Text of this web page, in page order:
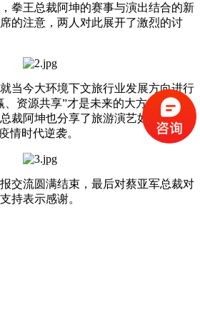
拳王总裁阿坤的赛事与演出结合的新
的注意，两人对此展开了激烈的讨
今大环境下文旅行业发展方向进行
、资源共享”才是未来的大方向的共
裁阿坤也分享了旅游演艺如何打造文
情时代逆袭。
流圆满结束，最后对蔡亚军总裁对
持表示感谢。